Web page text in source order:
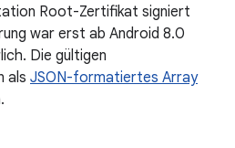
Root-Zertifikat signiert
war erst ab Android 8.0
Die gültigen
als JSON-formatiertes Array